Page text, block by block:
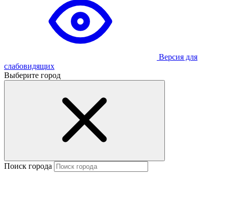
Версия для
слабовидящих
Выберите город
Поиск города